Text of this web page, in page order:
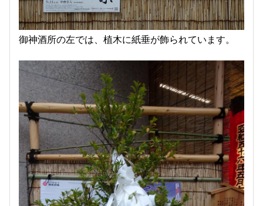
御神酒所の左では、植木に紙垂が飾られています。